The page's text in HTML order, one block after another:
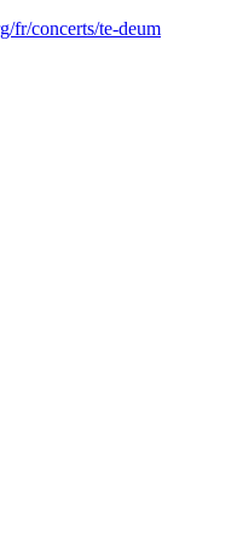
fr/concerts/te-deum